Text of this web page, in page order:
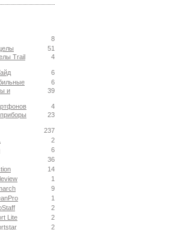
8
51
4
Trail
6
6
39
и
4
23
237
2
6
36
14
1
9
1
2
2
Lite
2